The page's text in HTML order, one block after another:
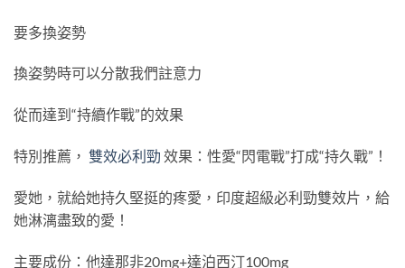
要多換姿勢
換姿勢時可以分散我們註意力
從而達到“持續作戰”的效果
特別推薦， 雙效必利勁 效果：性愛“閃電戰”打成“持久戰”！
愛她，就給她持久堅挺的疼愛，印度超級必利勁雙效片，給
她淋漓盡致的愛！
主要成份：他達那非20mg+達泊西汀100mg